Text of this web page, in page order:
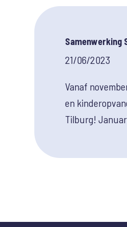
Samenwerking
21/06/2023
Vanaf
en
Tilburg!